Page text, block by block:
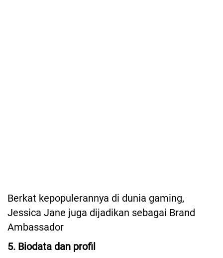
Berkat kepopulerannya di dunia gaming,
Jessica Jane juga dijadikan sebagai Brand
Ambassador
5. Biodata dan profil